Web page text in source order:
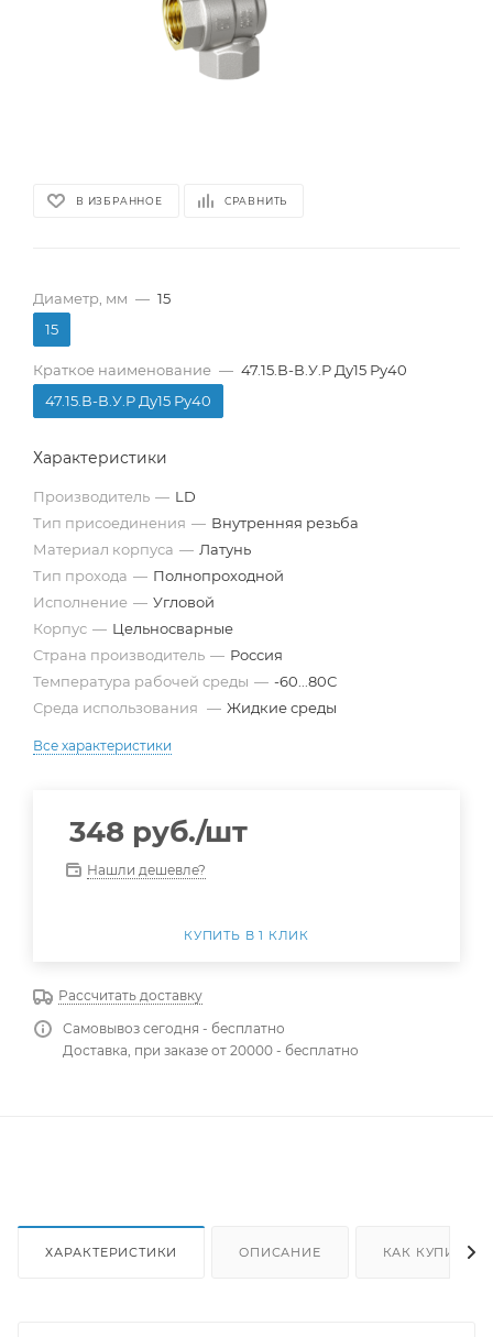
В ИЗБРАННОЕ СРАВНИТЬ
Диаметр, мм — 15
15
Краткое наименование — 47.15.В-В.У.Р Ду15 Ру40
47.15.В-В.У.Р Ду15 Ру40
Характеристики
Производитель — LD
Тип присоединения — Внутренняя резьба
Материал корпуса — Латунь
Тип прохода — Полнопроходной
Исполнение — Угловой
Корпус — Цельносварные
Страна производитель — Россия
Температура рабочей среды — -60...80С
Среда использования — Жидкие среды
Все характеристики
348 руб./шт
Нашли дешевле?
КУПИТЬ В 1 КЛИК
Рассчитать доставку
Самовывоз сегодня - бесплатно
Доставка, при заказе от 20000 - бесплатно
ХАРАКТЕРИСТИКИ ОПИСАНИЕ КАК КУПИТЬ